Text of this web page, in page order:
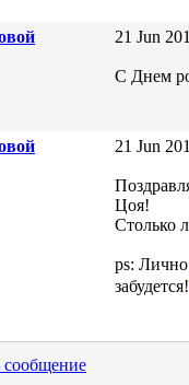
21 Jun
С Днем
21 Jun
Цоя!
Столько
ps:
забудется!